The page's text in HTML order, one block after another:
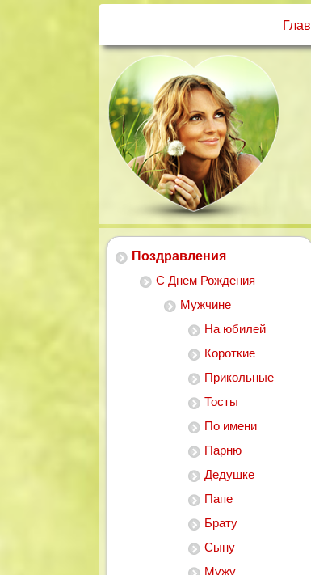
Поздравления
С Днем Рождения
Мужчине
На юбилей
Короткие
Прикольные
Тосты
По имени
Парню
Дедушке
Папе
Брату
Сыну
Мужу